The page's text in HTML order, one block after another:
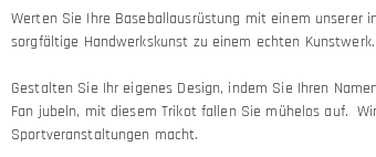
Werten Sie Ihre Baseballausrüstung mit einem
sorgfältige Handwerkskunst zu einem echten Kunstwerk.
Gestalten Sie Ihr eigenes Design, indem Sie Ihren
Fan jubeln, mit diesem Trikot fallen Sie mühelos auf.
Sportveranstaltungen macht.